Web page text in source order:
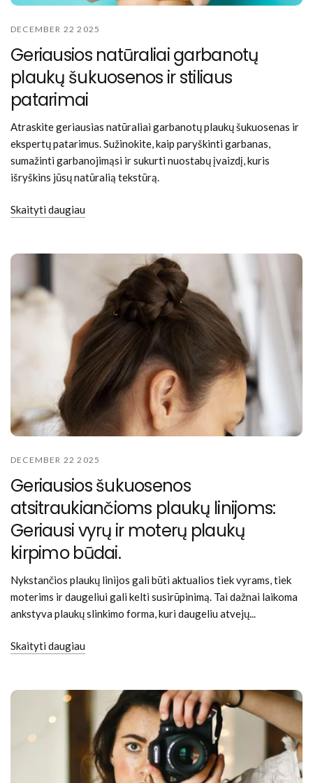
DECEMBER 22 2025
Geriausios natūraliai garbanotų
plaukų šukuosenos ir stiliaus
patarimai
Atraskite geriausias natūraliai garbanotų plaukų šukuosenas ir
ekspertų patarimus. Sužinokite, kaip paryškinti garbanas,
sumažinti garbanojimąsi ir sukurti nuostabų įvaizdį, kuris
išryškins jūsų natūralią tekstūrą.
Skaityti daugiau
DECEMBER 22 2025
Geriausios šukuosenos
atsitraukiančioms plaukų linijoms:
Geriausi vyrų ir moterų plaukų
kirpimo būdai.
Nykstančios plaukų linijos gali būti aktualios tiek vyrams, tiek
moterims ir daugeliui gali kelti susirūpinimą. Tai dažnai laikoma
ankstyva plaukų slinkimo forma, kuri daugeliu atvejų...
Skaityti daugiau